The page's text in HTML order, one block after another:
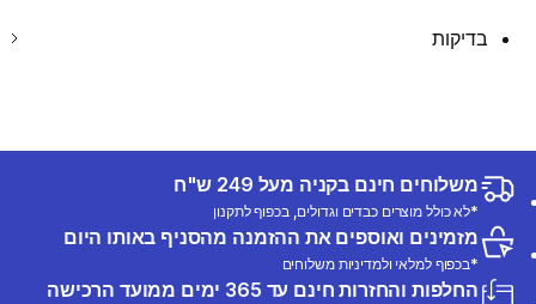
בדיקות
משלוחים חינם בקניה מעל 249 ש"ח
*לא כולל מוצרים כבדים וגדולים, בכפוף לתקנון
מזמינים ואוספים את ההזמנה מהסניף באותו היום
*בכפוף למלאי ולמדיניות משלוחים
החלפות והחזרות חינם עד 365 ימים ממועד הרכישה